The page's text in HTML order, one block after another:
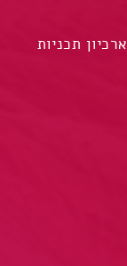
ארכיון תכניות